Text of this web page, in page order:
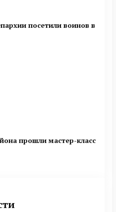
посетили воинов в
прошли мастер-класс